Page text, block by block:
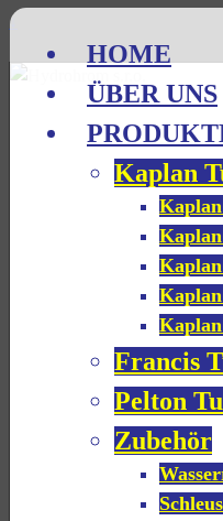
↓
HOME
ÜBER UNS
Kaplan
Francis
Pelton
Zubehör